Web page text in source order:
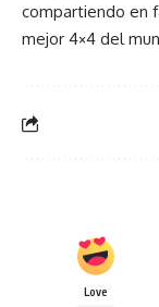
compartiendo en
mejor 4×4 del
Love